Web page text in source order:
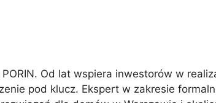
Od lat wspiera inwestorów w
pod klucz. Ekspert w zakresie